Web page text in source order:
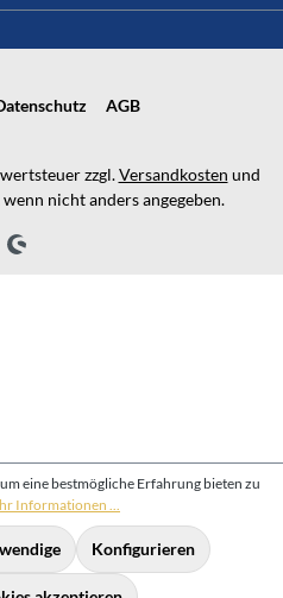
AGB
zzgl.Versandkosten und
nicht anders angegeben.
eine bestmögliche Erfahrung bieten zu
Informationen ...
Konfigurieren